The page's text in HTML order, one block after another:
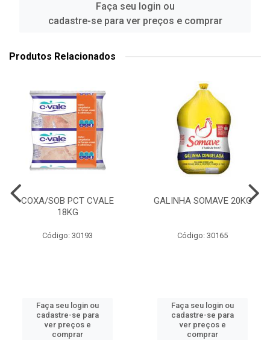
Faça seu login ou
cadastre-se para ver preços e comprar
Produtos Relacionados
COXA/SOB PCT CVALE
18KG
Código: 30193
Faça seu login ou
cadastre-se para
ver preços e
comprar
GALINHA SOMAVE 20KG
Código: 30165
Faça seu login ou
cadastre-se para
ver preços e
comprar